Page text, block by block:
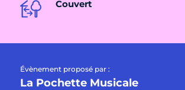
Couvert
Évènement proposé par :
La Pochette Musicale